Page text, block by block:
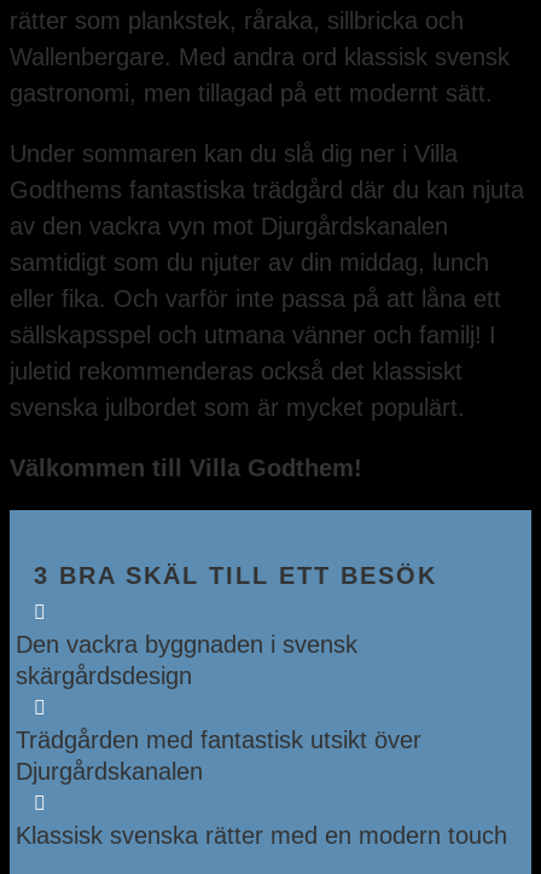
rätter som plankstek, råraka, sillbricka och
Wallenbergare. Med andra ord klassisk svensk
gastronomi, men tillagad på ett modernt sätt.
Under sommaren kan du slå dig ner i Villa
Godthems fantastiska trädgård där du kan njuta
av den vackra vyn mot Djurgårdskanalen
samtidigt som du njuter av din middag, lunch
eller fika. Och varför inte passa på att låna ett
sällskapsspel och utmana vänner och familj! I
juletid rekommenderas också det klassiskt
svenska julbordet som är mycket populärt.
Välkommen till Villa Godthem!
3 BRA SKÄL TILL ETT BESÖK

Den vackra byggnaden i svensk
skärgårdsdesign

Trädgården med fantastisk utsikt över
Djurgårdskanalen

Klassisk svenska rätter med en modern touch